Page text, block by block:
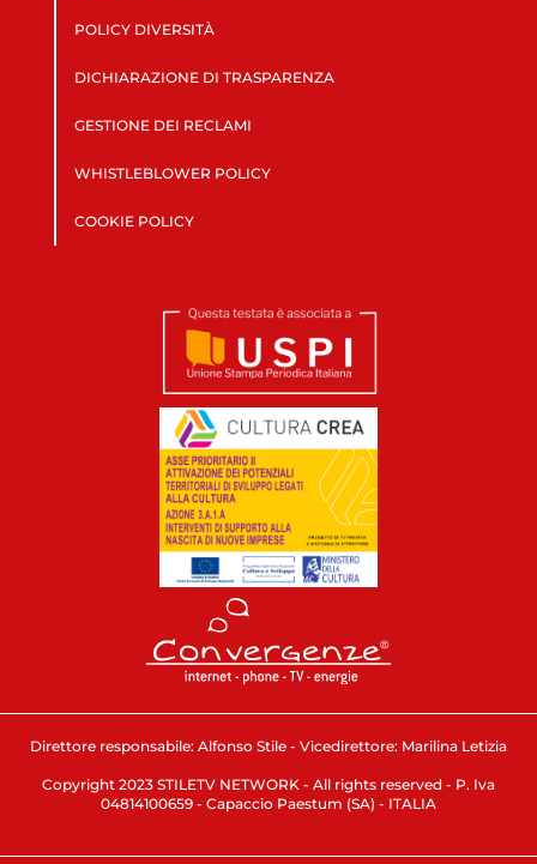
POLICY DIVERSITÀ
DICHIARAZIONE DI TRASPARENZA
GESTIONE DEI RECLAMI
WHISTLEBLOWER POLICY
COOKIE POLICY
Direttore responsabile: Alfonso Stile - Vicedirettore: Marilina Letizia
Copyright 2023 STILETV NETWORK - All rights reserved - P. Iva
04814100659 - Capaccio Paestum (SA) - ITALIA